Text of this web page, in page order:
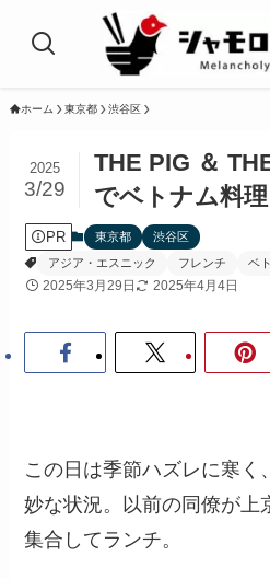
ホーム 東京都 渋谷区
THE PIG ＆
でベトナム料
2025
3/29
PR 東京都
渋谷区
アジア・エスニック
フレンチ ベ
2025年3月29日 2025年4月4日
この日は季節ハズレに寒く
妙な状況。以前の同僚が上
集合してランチ。